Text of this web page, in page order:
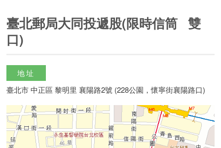
臺北郵局大同投遞股(限時信筒 雙
口)
地址
臺北市 中正區 黎明里 襄陽路2號 (228公園，懷寧街襄陽路口)